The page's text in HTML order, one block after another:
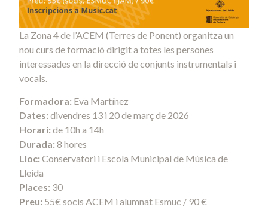
La Zona 4 de l’ACEM (Terres de Ponent) organitza un
nou curs de formació dirigit a totes les persones
interessades en la direcció de conjunts instrumentals i
vocals.
Formadora: Eva Martínez
Dates: divendres 13 i 20 de març de 2026
Horari: de 10h a 14h
Durada: 8 hores
Lloc: Conservatori i Escola Municipal de Música de
Lleida
Places: 30
Preu: 55€ socis ACEM i alumnat Esmuc / 90 €